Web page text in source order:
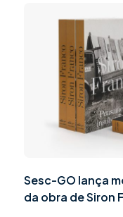
Sesc-GO lança
da obra de Siron